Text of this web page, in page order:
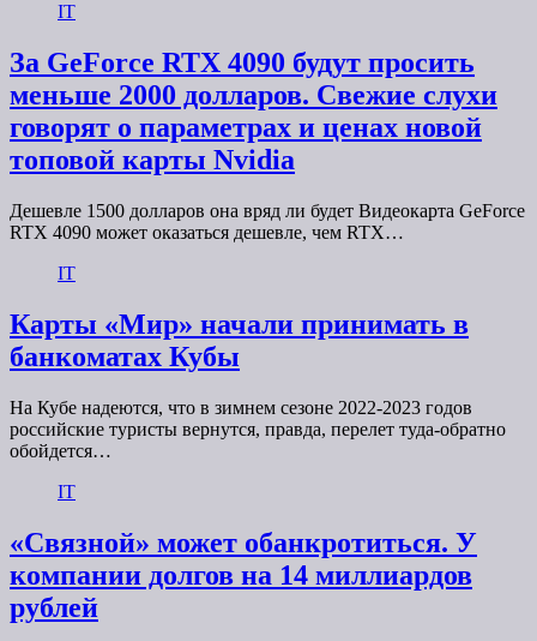
IT
За GeForce RTX 4090 будут просить
меньше 2000 долларов. Свежие слухи
говорят о параметрах и ценах новой
топовой карты Nvidia
Дешевле 1500 долларов она вряд ли будет Видеокарта GeForce
RTX 4090 может оказаться дешевле, чем RTX…
IT
Карты «Мир» начали принимать в
банкоматах Кубы
На Кубе надеются, что в зимнем сезоне 2022-2023 годов
российские туристы вернутся, правда, перелет туда-обратно
обойдется…
IT
«Связной» может обанкротиться. У
компании долгов на 14 миллиардов
рублей